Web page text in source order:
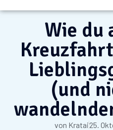
Wie du
(und
von Kratai25.